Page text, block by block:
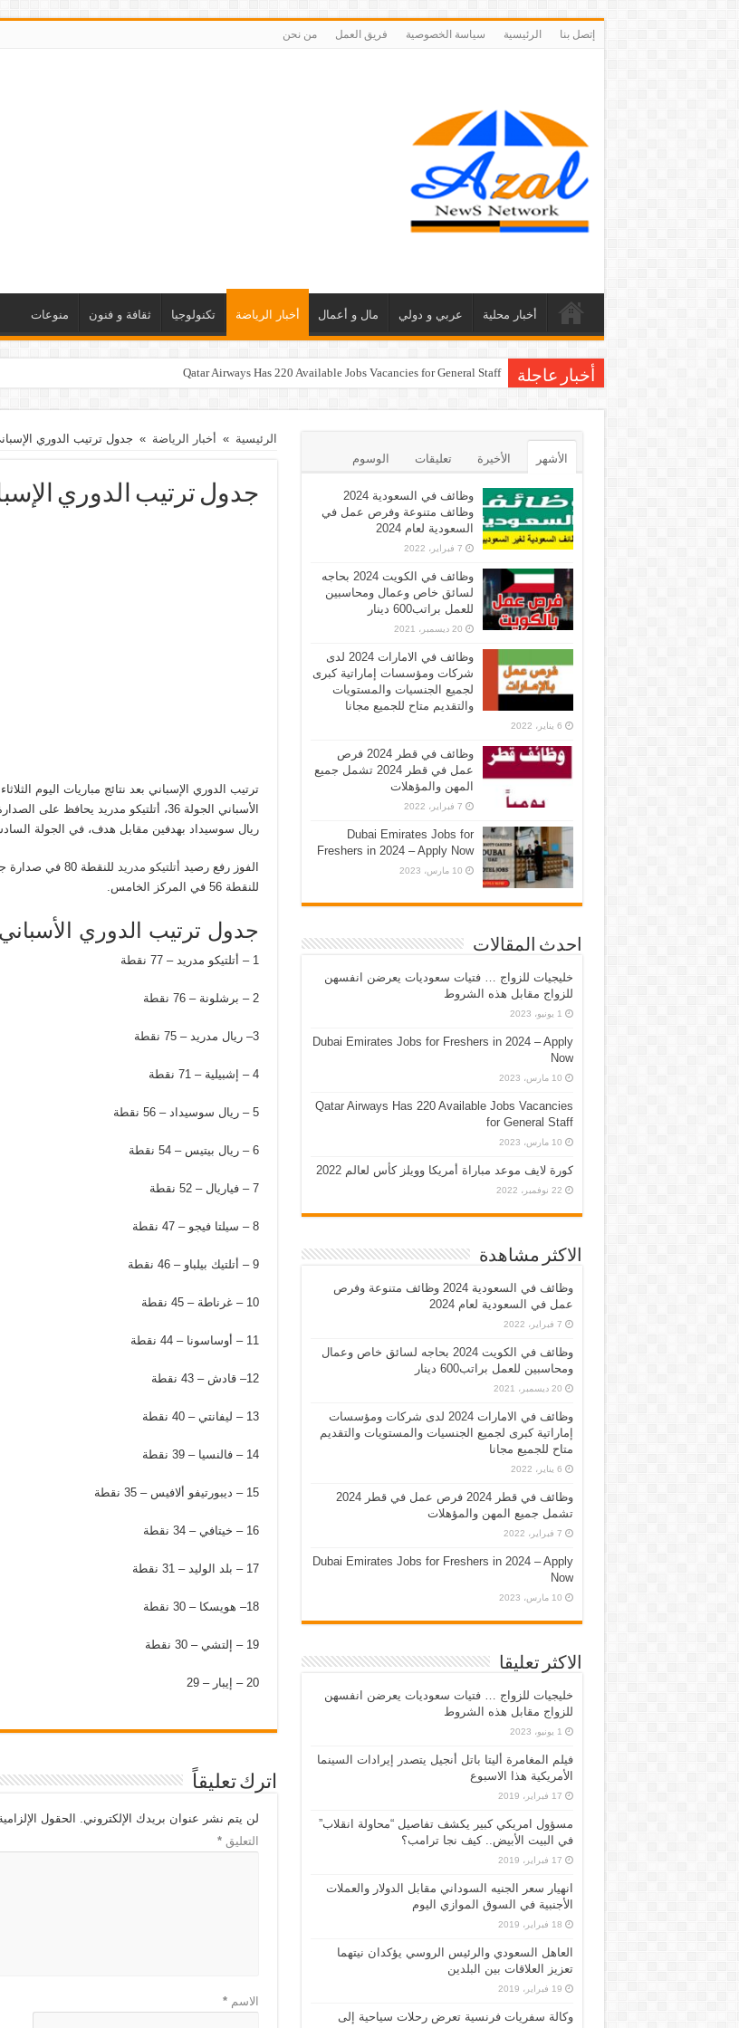
إتصل بنا الرئيسية سياسة الخصوصية فريق العمل من نحن
أخبار محلية عربي و دولي مال و أعمال أخبار الرياضة تكنولوجيا ثقافة و فنون منوعات
أخبار عاجلة Qatar Airways Has 220 Available Jobs Vacancies for General Staff
الرئيسية » أخبار الرياضة » جدول ترتيب الدوري
جدول ترتيب الدوري
الأسباني الجولة 36، أتلتيكو مدريد
ريال سوسيداد بهدفين مقابل هدف، في الجولة
الفوز رفع رصيد أتلتيكو مدريد
للنقطة 80 في
للنقطة 56 في المركز الخامس.
جدول ترتيب الدوري الأسباني
1 – أتلتيكو مدريد – 77 نقطة
2 – برشلونة – 76 نقطة
3– ريال مدريد – 75 نقطة
4 – إشبيلية – 71 نقطة
5 – ريال سوسيداد – 56 نقطة
6 – ريال بيتيس – 54 نقطة
7 – فياريال – 52 نقطة
8 – سيلتا فيجو – 47 نقطة
9 – أتلتيك بيلباو – 46 نقطة
10 – غرناطة – 45 نقطة
11 – أوساسونا – 44 نقطة
12– قادش – 43 نقطة
13 – ليفانتي – 40 نقطة
14 – فالنسيا – 39 نقطة
15 – ديبورتيفو ألافيس – 35 نقطة
16 – خيتافي – 34 نقطة
17 – بلد الوليد – 31 نقطة
18– هويسكا – 30 نقطة
19 – إلتشي – 30 نقطة
20 – إيبار – 29
اترك تعليقاً
لن يتم نشر عنوان بريدك الإلكتروني. الحقول
التعليق*
الاسم*
الأشهر الأخيرة تعليقات الوسوم
وظائف في السعودية 2024
وظائف متنوعة وفرص عمل في
السعودية لعام 2024
7 فبراير، 2022
وظائف في الكويت 2024 بحاجه
لسائق خاص وعمال ومحاسبين
للعمل براتب600 دينار
20 ديسمبر، 2021
وظائف في الامارات 2024 لدى
شركات ومؤسسات إماراتية كبرى
لجميع الجنسيات والمستويات
والتقديم متاح للجميع مجانا
6 يناير، 2022
وظائف في قطر 2024 فرص
عمل في قطر 2024 تشمل جميع
المهن والمؤهلات
7 فبراير، 2022
Dubai Emirates Jobs for
Freshers in 2024 – Apply Now
10 مارس، 2023
احدث المقالات
خليجيات للزواج … فتيات سعوديات يعرضن انفسهن
للزواج مقابل هذه الشروط
1 يونيو، 2023
Dubai Emirates Jobs for Freshers in 2024 – Apply
Now
10 مارس، 2023
Qatar Airways Has 220 Available Jobs Vacancies
for General Staff
10 مارس، 2023
كورة لايف موعد مباراة أمريكا وويلز كأس لعالم 2022
22 نوفمبر، 2022
الاكثر مشاهدة
وظائف في السعودية 2024 وظائف متنوعة وفرص
عمل في السعودية لعام 2024
7 فبراير، 2022
وظائف في الكويت 2024 بحاجه لسائق خاص وعمال
ومحاسبين للعمل براتب600 دينار
20 ديسمبر، 2021
وظائف في الامارات 2024 لدى شركات ومؤسسات
إماراتية كبرى لجميع الجنسيات والمستويات والتقديم
متاح للجميع مجانا
6 يناير، 2022
وظائف في قطر 2024 فرص عمل في قطر 2024
تشمل جميع المهن والمؤهلات
7 فبراير، 2022
Dubai Emirates Jobs for Freshers in 2024 – Apply
Now
10 مارس، 2023
الاكثر تعليقا
خليجيات للزواج … فتيات سعوديات يعرضن انفسهن
للزواج مقابل هذه الشروط
1 يونيو، 2023
فيلم المغامرة أليتا‭ ‬باتل أنجيل يتصدر إيرادات السينما
الأمريكية هذا الاسبوع
17 فبراير، 2019
مسؤول امريكي كبير يكشف تفاصيل “محاولة انقلاب”
في البيت الأبيض.. كيف نجا ترامب؟
17 فبراير، 2019
انهيار سعر الجنيه السوداني مقابل الدولار والعملات
الأجنبية في السوق الموازي اليوم
18 فبراير، 2019
العاهل السعودي والرئيس الروسي يؤكدان نيتهما
تعزيز العلاقات بين البلدين
19 فبراير، 2019
وكالة سفريات فرنسية تعرض رحلات سياحية إلى